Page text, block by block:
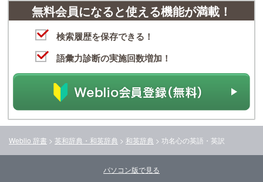
無料会員になると使える機能が満載！
検索履歴を保存できる！
語彙力診断の実施回数増加！
Weblio 辞書 > 英和辞典・和英辞典 > 和英辞典 > 功名心の英語・英訳
パソコン版で見る